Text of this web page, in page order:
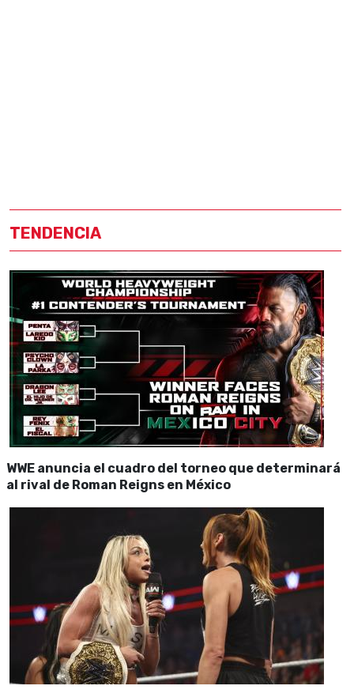
TENDENCIA
WWE anuncia el cuadro del torneo que determinará
al rival de Roman Reigns en México